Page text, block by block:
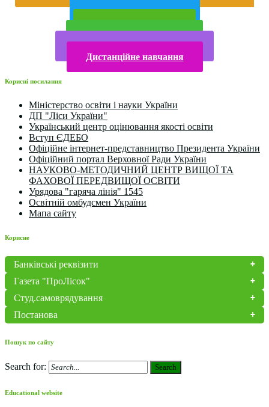
Дистанційне навчання
Корисні посилання
Міністерство освіти і науки України
ДП "Ліси України"
Український центр оцінювання якості освіти
Вступ ЄДЕБО
Офіційне інтернет-представництво Президента України
Офіційний портал Верховної Ради України
НАУКОВО-МЕТОДИЧНИЙ ЦЕНТР ВИЩОЇ ТА
ФАХОВОЇ ПЕРЕДВИЩОЇ ОСВІТИ
Урядова "гаряча лінія" 1545
Освітній омбудсмен України
Мапа сайту
Корисне
Банківські реквізити
Газета "ПроЛісок"
Студ.самоврядування
Постанова
Пошук по сайту
Search for: Search
Educational website